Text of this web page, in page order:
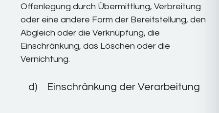
Offenlegung durch Übermittlung, Verbreitung
oder eine andere Form der Bereitstellung, den
Abgleich oder die Verknüpfung, die
Einschränkung, das Löschen oder die
Vernichtung.
d) Einschränkung der Verarbeitung